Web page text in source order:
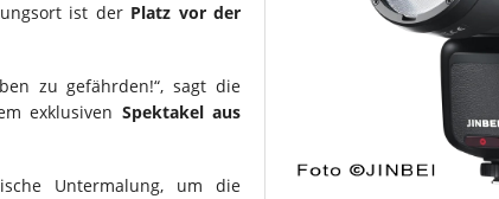
ist der Platz vor der
zu gefährden!“, sagt die
exklusiven Spektakel aus
Untermalung, um die